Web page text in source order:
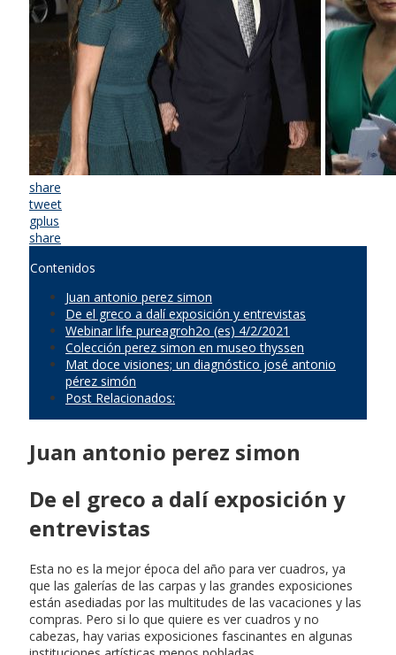
share
tweet
gplus
share
Contenidos
Juan antonio perez simon
De el greco a dalí exposición y entrevistas
Webinar life pureagroh2o (es) 4/2/2021
Colección perez simon en museo thyssen
Mat doce visiones; un diagnóstico josé antonio
pérez simón
Post Relacionados:
Juan antonio perez simon
De el greco a dalí exposición y
entrevistas
Esta no es la mejor época del año para ver cuadros, ya
que las galerías de las carpas y las grandes exposiciones
están asediadas por las multitudes de las vacaciones y las
compras. Pero si lo que quiere es ver cuadros y no
cabezas, hay varias exposiciones fascinantes en algunas